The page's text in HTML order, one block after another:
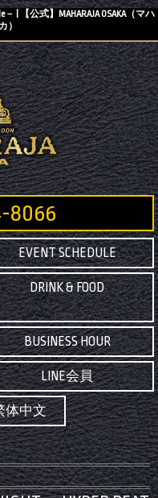
－ | 【公式】MAHARAJA OSAKA（マハ
）
8066
EVENT SCHEDULE
DRINK & FOOD
BUSINESS HOUR
LINE会員
体中文